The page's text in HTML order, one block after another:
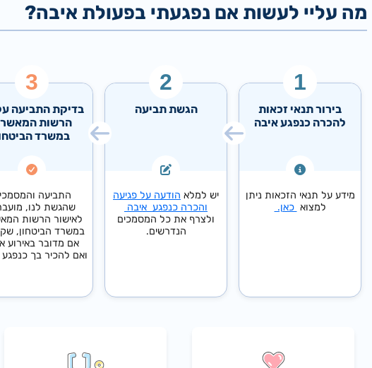
מה עליי לעשות אם נפגעתי בפעולת איבה?
בירור תנאי זכאות
להכרה כנפגע איבה
מידע על תנאי הזכאות ניתן
למצוא כאן.
הגשת תביעה
יש למלא הודעה על פגיעה
והכרה כנפגע איבה
ולצרף את כל המסמכים
הנדרשים.
בדיקת התביעה
הרשות
במשרד
התביעה
שהגשת לנו,
לאישור הרשות
במשרד הביטחון,
אם מדובר באירוע
ואם להכיר בך כנפגע